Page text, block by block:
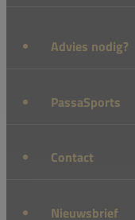
Advies nodig?
PassaSports
Contact
Nieuwsbrief